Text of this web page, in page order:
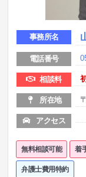
事務所名
電話番号
相談料
所在地
アクセス
無料相談可能 着
弁護士費用特約